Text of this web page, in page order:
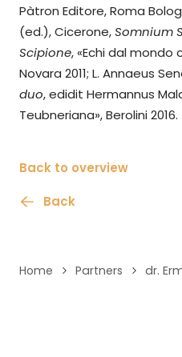
Pàtron Editore, Roma
(ed.), Cicerone,Somnium
Scipione, «Echi dal mondo
Novara 2011; L. Annaeus
duo, edidit Hermannus
Teubneriana», Berolini 2016.
Back
Back to overview
Home Partners dr.